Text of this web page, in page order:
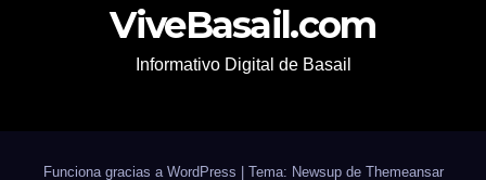
ViveBasail.com
Informativo Digital de Basail
Funciona gracias a WordPress | Tema: Newsup de Themeansar